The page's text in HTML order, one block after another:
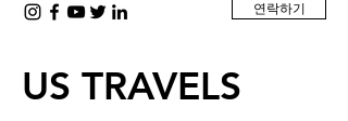
연락하기
US TRAVELS